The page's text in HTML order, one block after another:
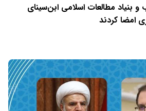
بنیاد مطالعات اسلامی ابن‌سینای
امضا کردند